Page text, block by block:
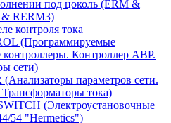
под цоколь (ERM &
RERM3)
контроля тока
(Программируемые
контроллеры. Контроллер АВР.
сети)
параметров сети.
тока)
(Электроустановочные
54 "Hermetics")